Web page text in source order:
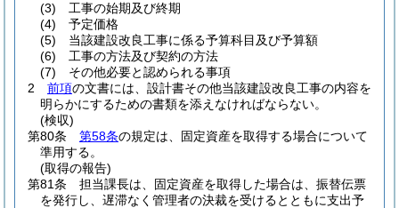
(3)
工事の始期及び終期
(4)
予定価格
(5)
当該建設改良工事に係る予算科目及び予算額
(6)
工事の方法及び契約の方法
(7)
その他必要と認められる事項
2
前項の文書には、設計書その他当該建設改良工事の内容を
明らかにするための書類を添えなければならない。
(検収)
第80条
第58条の規定は、固定資産を取得する場合について
準用する。
(取得の報告)
第81条
担当課長は、固定資産を取得した場合は、振替伝票
を発行し、遅滞なく管理者の決裁を受けるとともに支出予